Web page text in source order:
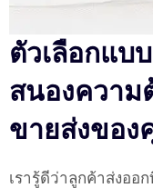
ตัวเลือกแบ
สนองความ
ขายส่งขอ
เรารู้ดีว่าลูกค้าส่งอ